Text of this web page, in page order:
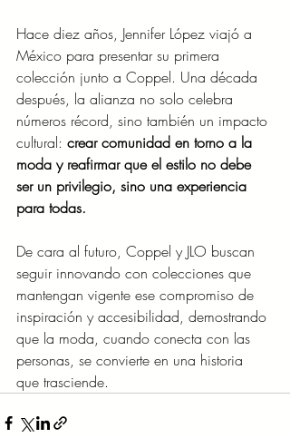
Hace diez años, Jennifer López viajó a
México para presentar su primera
colección junto a Coppel. Una década
después, la alianza no solo celebra
números récord, sino también un impacto
cultural: crear comunidad en torno a la
moda y reafirmar que el estilo no debe
ser un privilegio, sino una experiencia
para todas.
De cara al futuro, Coppel y JLO buscan
seguir innovando con colecciones que
mantengan vigente ese compromiso de
inspiración y accesibilidad, demostrando
que la moda, cuando conecta con las
personas, se convierte en una historia
que trasciende.